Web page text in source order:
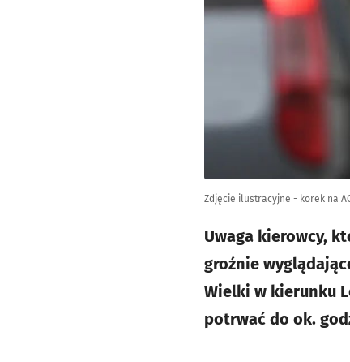
Zdjęcie ilustracyjne - korek na
Uwaga kierowcy,
groźnie
Wielki w kierunku
potrwać do ok.